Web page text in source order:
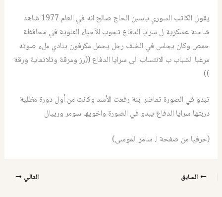
يقول الكاتب السوري ياسين الحاج صالح انه في العام 1977 شاهد
شاحنة عسكرية ل سرايا الدفاع تجوب الأحياء العلوية في محافظة
حمص وكان يجلس في الخلف رجل يحمل مكرفون ينادي ملء صوته
مرغبا الشباب ب الانتساب الى سرايا الدفاع ((رز ومرقة وتلاتماية ورقة
))
تبدو في الصورة تماضر ابنة رفعت الأسد وكانت من أول دورة مظلية
دربتها سرايا الدفاع يبدو في الصورة واخويها سومر وريبال
(حرفيا من صفحة ا. سامر الموسى)
السابق التالي